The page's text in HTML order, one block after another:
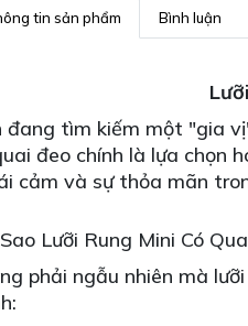
tin sản phẩm Bình luận
đang tìm kiếm một "gia
đeo chính là lựa chọn
cảm và sự thỏa mãn
Lưỡi Rung Mini Có
phải ngẫu nhiên mà